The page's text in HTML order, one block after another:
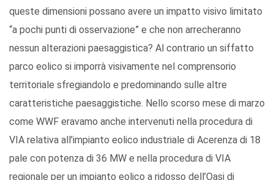
queste dimensioni possano avere un impatto visivo limitato
“a pochi punti di osservazione” e che non arrecheranno
nessun alterazioni paesaggistica? Al contrario un siffatto
parco eolico si imporrà visivamente nel comprensorio
territoriale sfregiandolo e predominando sulle altre
caratteristiche paesaggistiche. Nello scorso mese di marzo
come WWF eravamo anche intervenuti nella procedura di
VIA relativa all’impianto eolico industriale di Acerenza di 18
pale con potenza di 36 MW e nella procedura di VIA
regionale per un impianto eolico a ridosso dell’Oasi di